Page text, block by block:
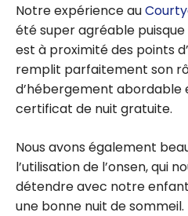
Notre expérience au
été super agréable
est à proximité des points
remplit parfaitement son
d’hébergement abordable
certificat de nuit gratuite.
Nous avons également
l’utilisation de l’onsen, qui
détendre avec notre
une bonne nuit de sommeil.